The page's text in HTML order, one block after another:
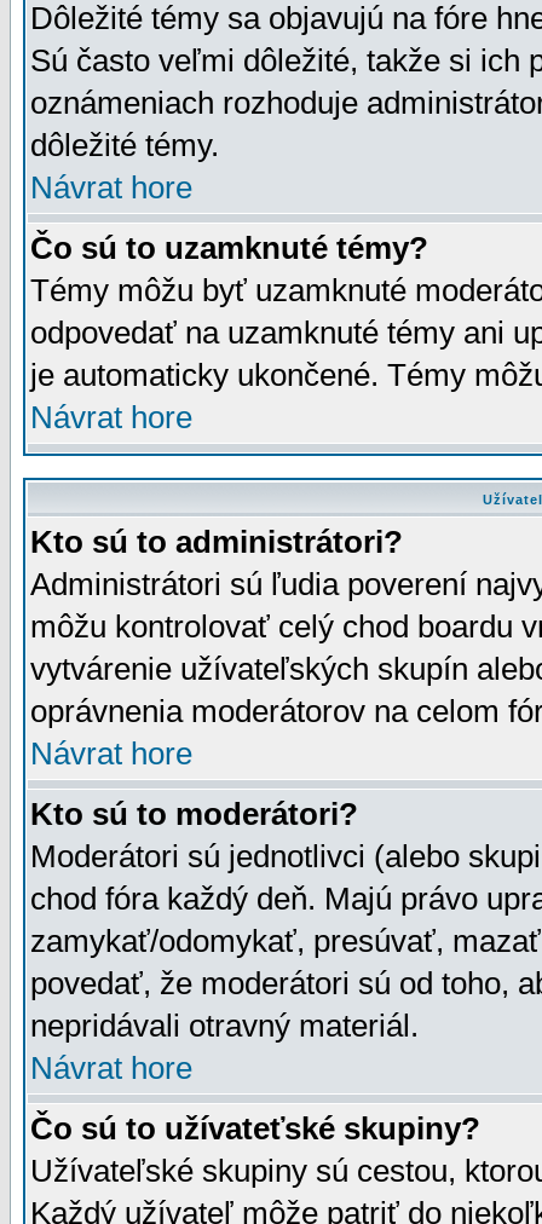
Dôležité témy sa objavujú na fóre
Sú často veľmi dôležité, takže si ich
oznámeniach rozhoduje
dôležité témy.
Návrat hore
Čo sú to uzamknuté témy?
Témy môžu byť uzamknuté
odpovedať na uzamknuté témy ani
je automaticky ukončené. Témy
Návrat hore
Kto sú to administrátori?
Administrátori sú ľudia poverení
môžu kontrolovať celý chod boardu
vytvárenie užívateľských skupín
oprávnenia moderátorov na celom
Návrat hore
Kto sú to moderátori?
Moderátori sú jednotlivci (alebo
chod fóra každý deň. Majú právo
zamykať/odomykať, presúvať,
povedať, že moderátori sú od toho,
nepridávali otravný materiál.
Návrat hore
Čo sú to užívateťské skupiny?
Užívateľské skupiny sú cestou,
Každý užívateľ môže patriť do